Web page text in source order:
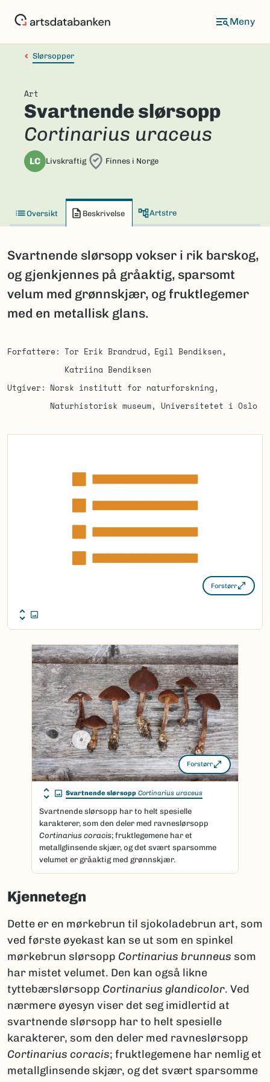
Slørsopper
Art
Svartnende slørsopp
Cortinarius uraceus
LC Livskraftig Finnes i Norge
Oversikt Beskrivelse Artstre
Svartnende slørsopp vokser i rik barskog,
og gjenkjennes på gråaktig, sparsomt
velum med grønnskjær, og fruktlegemer
med en metallisk glans.
Forfattere Tor Erik Brandrud
Egil Bendiksen
Katriina Bendiksen
Utgiver
Norsk institutt for naturforskning
Naturhistorisk museum, Universitetet i Oslo
Forstørr
Forstørr
Svartnende slørsopp Cortinarius uraceus
Svartnende slørsopp har to helt spesielle
karakterer, som den deler med ravneslørsopp
Cortinarius coracis; fruktlegemene har et
metallglinsende skjær, og det svært sparsomme
velumet er gråaktig med grønnskjær.
Kjennetegn
Dette er en mørkebrun til sjokoladebrun art, som
ved første øyekast kan se ut som en spinkel
mørkebrun slørsopp Cortinarius brunneus som
har mistet velumet. Den kan også likne
tyttebærslørsopp Cortinarius glandicolor. Ved
nærmere øyesyn viser det seg imidlertid at
svartnende slørsopp har to helt spesielle
karakterer, som den deler med ravneslørsopp
Cortinarius coracis; fruktlegemene har nemlig et
metallglinsende skjær, og det svært sparsomme